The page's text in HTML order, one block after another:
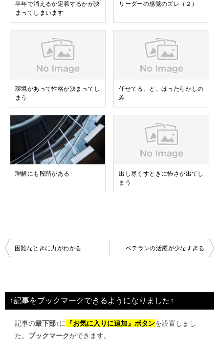
半年で消えるか定着するかが決
まってしまいます
リーダーの感覚のズレ（２）
環境があって性格が決まってし
まう
任せてる、と、ほったらかしの
差
理解にも段階がある
出し尽くすときに怖さが出てし
まう
投
ビ
ゲ
困難なときに力がわかる ベテランの活躍が少なすぎる
↑記事をブックマークできるようになりました↑
記事の最下部↑に 『お気に入りに追加』ボタンを設置しまし
た。 ブックマークができます。